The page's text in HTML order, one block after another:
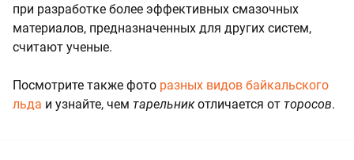
при разработке более эффективных смазочных
материалов, предназначенных для других систем,
считают ученые.
Посмотрите также фото разных видов байкальского
льда и узнайте, чем тарельникотличается от торосов.